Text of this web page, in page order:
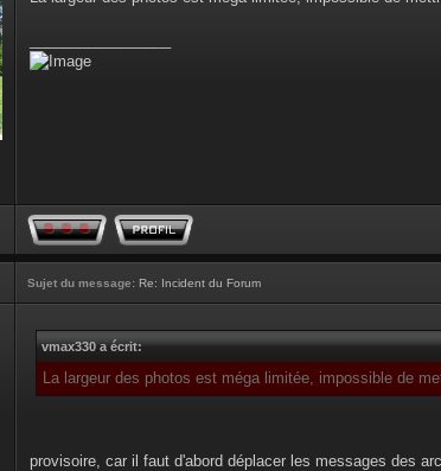
Sujet du message: Re: Incident du Forum
vmax330 a écrit:
La largeur des photos est méga limitée, impossible de
provisoire, car il faut d'abord déplacer les messages des